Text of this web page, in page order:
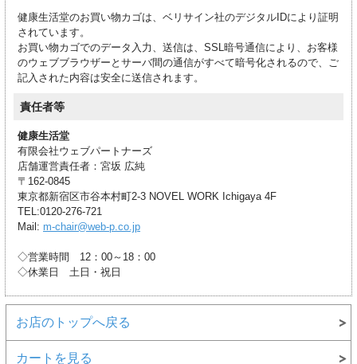
健康生活堂のお買い物カゴは、ベリサイン社のデジタルIDにより証明
されています。
お買い物カゴでのデータ入力、送信は、SSL暗号通信により、お客様
のウェブブラウザーとサーバ間の通信がすべて暗号化されるので、ご
記入された内容は安全に送信されます。
責任者等
健康生活堂
有限会社ウェブパートナーズ
店舗運営責任者：宮坂 広純
〒162-0845
東京都新宿区市谷本村町2-3 NOVEL WORK Ichigaya 4F
TEL:0120-276-721
Mail: m-chair@web-p.co.jp
◇営業時間 12：00～18：00
◇休業日 土日・祝日
お店のトップへ戻る
カートを見る